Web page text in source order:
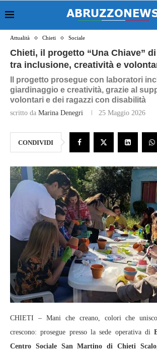
Attualità Chieti Sociale
Chieti, il progetto “Una Chiave”
tra inclusione, creatività e
Il progetto prosegue con laboratori
giardinaggio e creatività, grazie al
volontari e dei ragazzi con disabilità
scritto da Marina Denegri 25 Maggio 2026
CONDIVIDI
CHIETI – Mani che creano, colori che
crescono: prosegue presso la sede operativa di
Centro Sociale San Martino di Chieti Scalo